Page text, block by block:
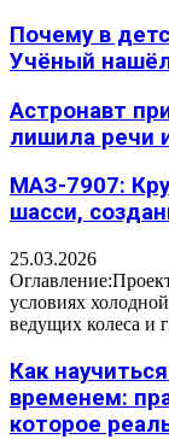
Почему в
Учёный
Астронавт
лишила речи
МАЗ-7907:
шасси,
25.03.2026
условиях
ведущих колеса и
Как
временем:
которое